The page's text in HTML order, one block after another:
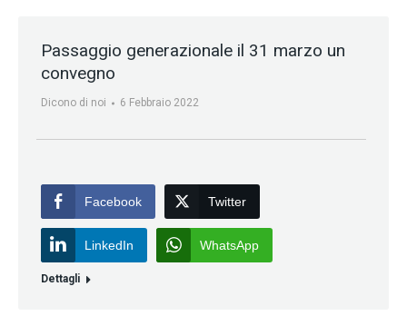
Passaggio generazionale il 31 marzo un
convegno
Dicono di noi 6 Febbraio 2022
Facebook Twitter
LinkedIn WhatsApp
Dettagli